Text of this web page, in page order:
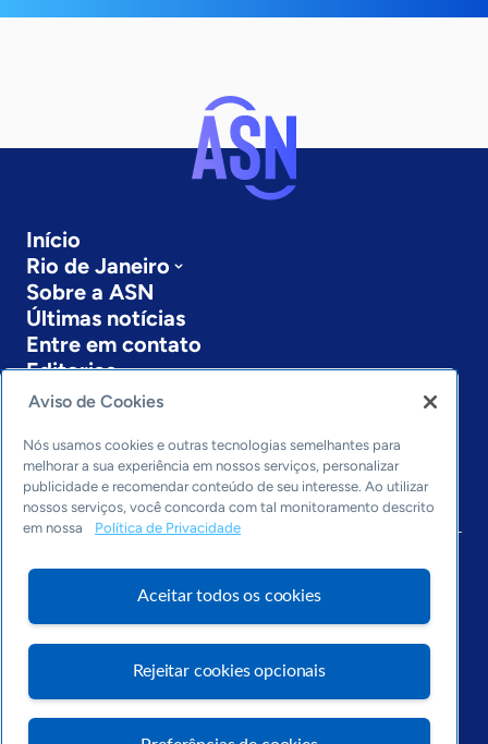
Início
Rio de Janeiro
Sobre a ASN
Últimas notícias
Entre em contato
Editorias
Economia & Política
Inovação & Tecnologia
Cultura empreendedora
Dados
Arquivo
Aviso de Cookies
Nós usamos cookies e outras tecnologias semelhantes para
melhorar a sua experiência em nossos serviços, personalizar
publicidade e recomendar conteúdo de seu interesse. Ao utilizar
nossos serviços, você concorda com tal monitoramento descrito
em nossa
Política de Privacidade
Aceitar todos os cookies
Rejeitar cookies opcionais